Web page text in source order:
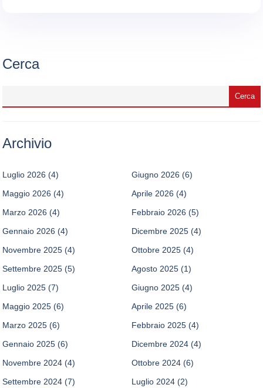
Cerca
Archivio
Luglio 2026 (4) Giugno 2026 (6)
Maggio 2026 (4) Aprile 2026 (4)
Marzo 2026 (4) Febbraio 2026 (5)
Gennaio 2026 (4) Dicembre 2025 (4)
Novembre 2025 (4) Ottobre 2025 (4)
Settembre 2025 (5) Agosto 2025 (1)
Luglio 2025 (7) Giugno 2025 (4)
Maggio 2025 (6) Aprile 2025 (6)
Marzo 2025 (6) Febbraio 2025 (4)
Gennaio 2025 (6) Dicembre 2024 (4)
Novembre 2024 (4) Ottobre 2024 (6)
Settembre 2024 (7) Luglio 2024 (2)